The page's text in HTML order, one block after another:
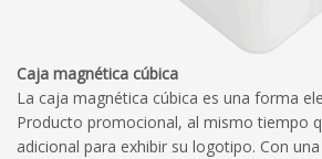
Caja magnética cúbica
La caja magnética cúbica es una forma
Producto promocional, al mismo tiempo
adicional para exhibir su logotipo. Con